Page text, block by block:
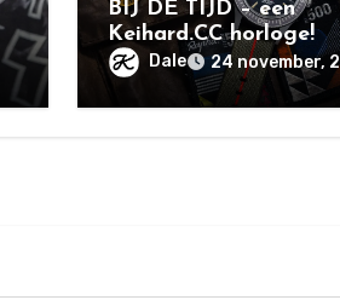
BIJ DE TIJD – een
Keihard.CC horloge!
Dale 24 november,